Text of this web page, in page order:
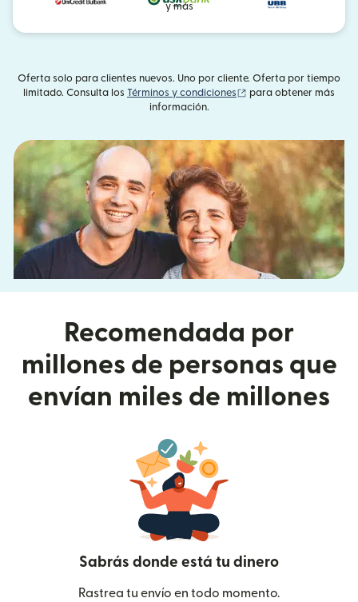
y más
Oferta solo para clientes nuevos. Uno por cliente. Oferta por tiempo
limitado. Consulta los Términos y condiciones (se abre en una
para obtener más
información.
Recomendada por
millones de personas que
envían miles de millones
Sabrás donde está tu dinero
Rastrea tu envío en todo momento.